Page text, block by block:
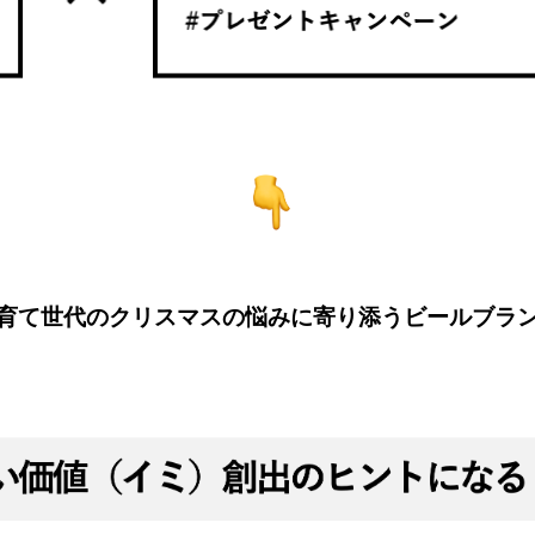
て世代のクリスマスの悩みに寄り添うビールブラ